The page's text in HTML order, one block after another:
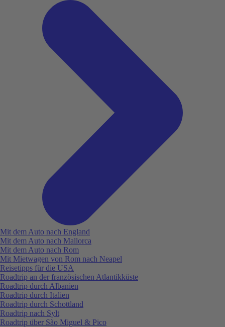
Mit dem Auto nach England
Mit dem Auto nach Mallorca
Mit dem Auto nach Rom
Mit Mietwagen von Rom nach Neapel
Reisetipps für die USA
Roadtrip an der französischen Atlantikküste
Roadtrip durch Albanien
Roadtrip durch Italien
Roadtrip durch Schottland
Roadtrip nach Sylt
Roadtrip über São Miguel & Pico